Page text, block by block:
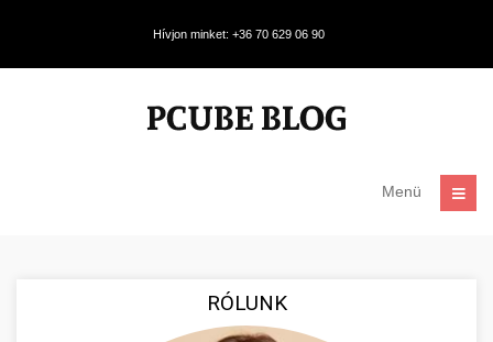
Hívjon minket: +36 70 629 06 90
Menü
RÓLUNK